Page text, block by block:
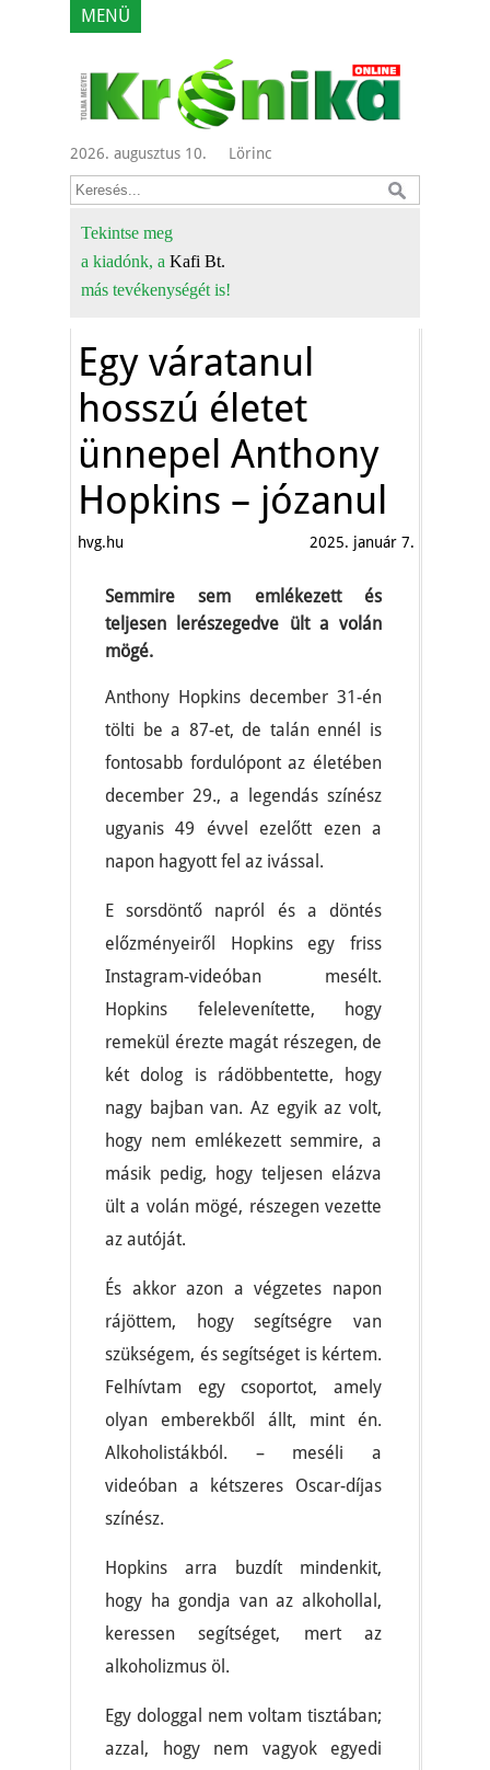
MENÜ
2026. augusztus 10. Lörinc
Tekintse meg
a kiadónk, a Kafi Bt.
más tevékenységét is!
Egy váratanul
hosszú életet
ünnepel Anthony
Hopkins – józanul
hvg.hu 2025. január 7.
Semmire sem emlékezett és
teljesen lerészegedve ült a volán
mögé.
Anthony Hopkins december 31-én
tölti be a 87-et, de talán ennél is
fontosabb fordulópont az életében
december 29., a legendás színész
ugyanis 49 évvel ezelőtt ezen a
napon hagyott fel az ivással.
E sorsdöntő napról és a döntés
előzményeiről Hopkins egy friss
Instagram-videóban mesélt.
Hopkins felelevenítette, hogy
remekül érezte magát részegen, de
két dolog is rádöbbentette, hogy
nagy bajban van. Az egyik az volt,
hogy nem emlékezett semmire, a
másik pedig, hogy teljesen elázva
ült a volán mögé, részegen vezette
az autóját.
És akkor azon a végzetes napon
rájöttem, hogy segítségre van
szükségem, és segítséget is kértem.
Felhívtam egy csoportot, amely
olyan emberekből állt, mint én.
Alkoholistákból. – meséli a
videóban a kétszeres Oscar-díjas
színész.
Hopkins arra buzdít mindenkit,
hogy ha gondja van az alkohollal,
keressen segítséget, mert az
alkoholizmus öl.
Egy dologgal nem voltam tisztában;
azzal, hogy nem vagyok egyedi